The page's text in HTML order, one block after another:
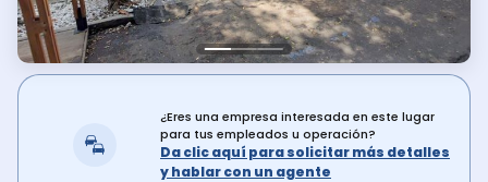
¿Eres una empresa interesada en este lugar
para tus empleados u operación?
Da clic aquí para solicitar más detalles
y hablar con un agente